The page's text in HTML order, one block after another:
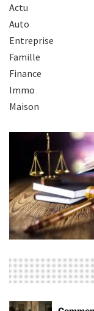
Actu
Auto
Entreprise
Famille
Finance
Immo
Maison